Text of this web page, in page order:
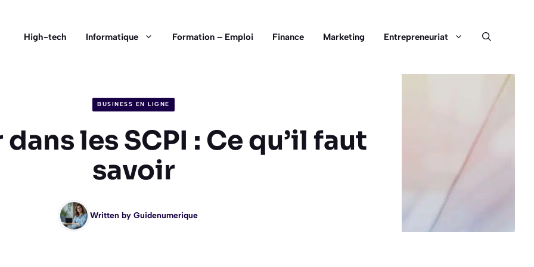
High-tech Informatique Formation – Emploi Finance Marketing Entrepreneuriat
BUSINESS EN LIGNE
les SCPI : Ce qu’il faut
savoir
Written by Guidenumerique